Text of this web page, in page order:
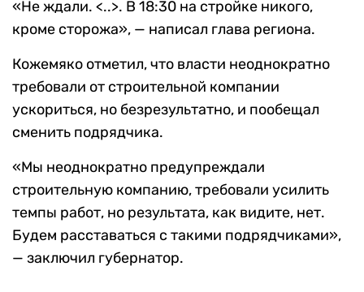
«Не ждали. <..>. В 18:30 на стройке никого,
кроме сторожа», — написал глава региона.
Кожемяко отметил, что власти неоднократно
требовали от строительной компании
ускориться, но безрезультатно, и пообещал
сменить подрядчика.
«Мы неоднократно предупреждали
строительную компанию, требовали усилить
темпы работ, но результата, как видите, нет.
Будем расставаться с такими подрядчиками»,
— заключил губернатор.